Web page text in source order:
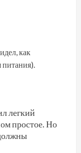
как
питания).
легкий
простое. Но